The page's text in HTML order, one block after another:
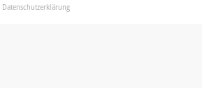
Datenschutzerklärung